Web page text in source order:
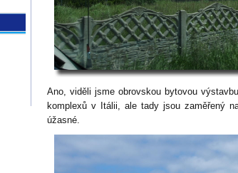
Ano, viděli jsme obrovskou bytovou
komplexů v Itálii, ale tady jsou zaměřený
úžasné.